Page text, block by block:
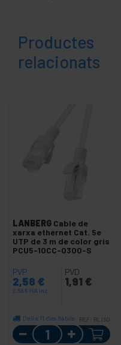
Productes
relacionats
LANBERG Cable de
xarxa ethernet Cat. 5e
UTP de 3 m de color gris
PCU5-10CC-0300-S
PVP
2,58 €
2,58 € IVA inc.
PVD
1,91 €
De 9 a 11 dies hàbils REF: RL160
Quantitat